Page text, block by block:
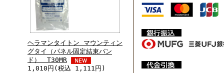
ヘラマンタイトン マウンティン
グタイ（パネル固定結束バン
ド） T30MR
1,010円(税込 1,111円)